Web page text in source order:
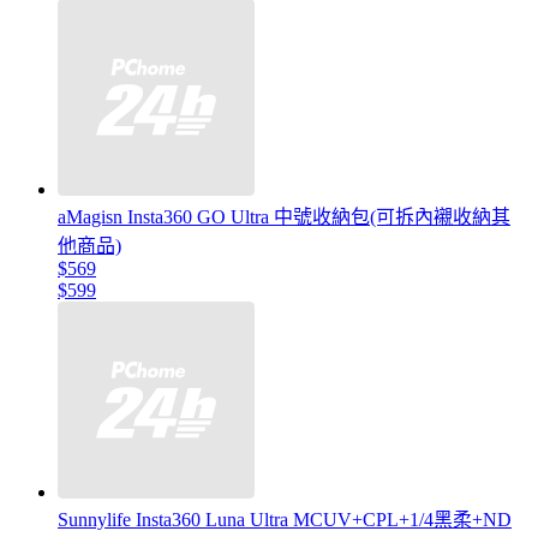
aMagisn Insta360 GO Ultra 中號收納包(可拆內襯收納其
他商品)
$569
$599
Sunnylife Insta360 Luna Ultra MCUV+CPL+1/4黑柔+ND